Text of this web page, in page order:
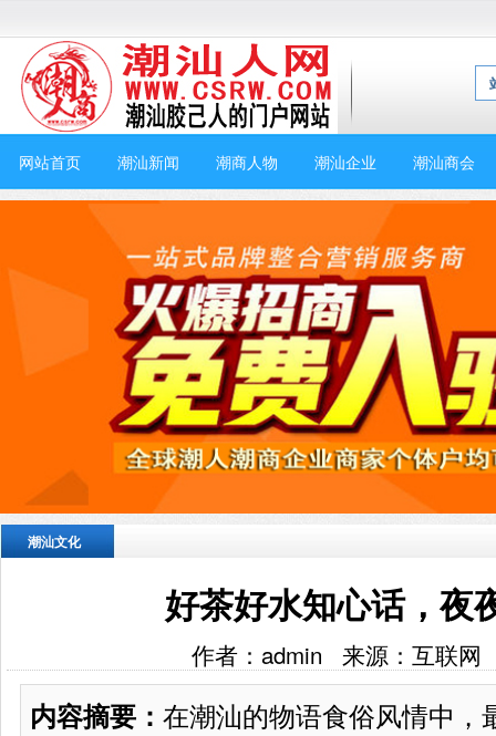
网站首页 潮汕新闻 潮商人物 潮汕企业 潮汕商会
潮汕文化
好茶好水知心话，夜
作者：admin 来源：互联
内容摘要： 在潮汕的物语食俗风情中，